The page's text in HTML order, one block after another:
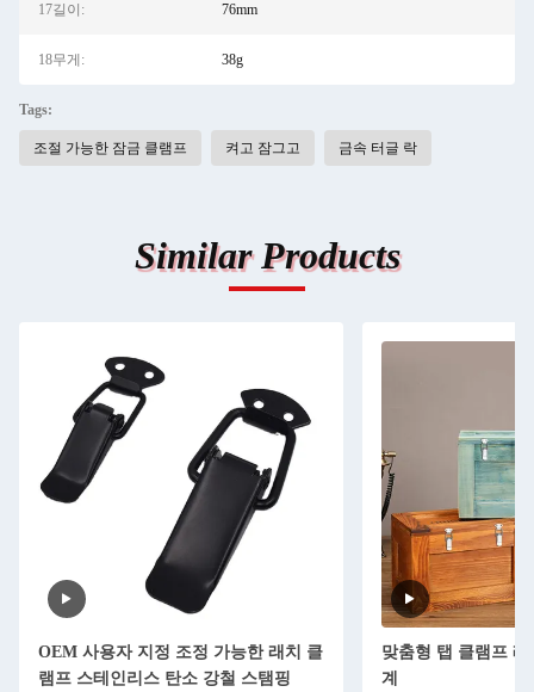
17길이: 76mm
18무게: 38g
Tags:
조절 가능한 잠금 클램프 켜고 잠그고 금속 터글 락
Similar Products
OEM 사용자 지정 조정 가능한 래치 클
램프 스테인리스 탄소 강철 스탬핑
맞춤형 탭 클램프
계